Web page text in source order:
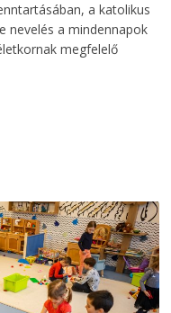
a katolikus
nevelés a mindennapok
megfelelő